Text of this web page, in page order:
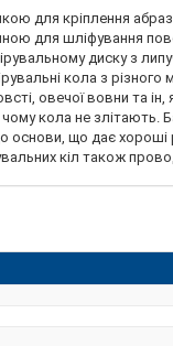
для кріплення
для шліфування
диску з
кола з різного
овечої вовни та ін,
кола не злітають.
основи, що дає хороші
кіл також